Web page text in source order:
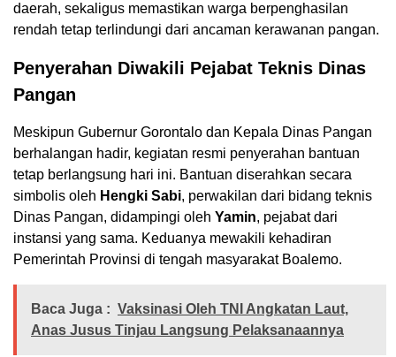
daerah, sekaligus memastikan warga berpenghasilan
rendah tetap terlindungi dari ancaman kerawanan pangan.
Penyerahan Diwakili Pejabat Teknis Dinas
Pangan
Meskipun Gubernur Gorontalo dan Kepala Dinas Pangan
berhalangan hadir, kegiatan resmi penyerahan bantuan
tetap berlangsung hari ini. Bantuan diserahkan secara
simbolis oleh Hengki Sabi, perwakilan dari bidang teknis
Dinas Pangan, didampingi oleh Yamin, pejabat dari
instansi yang sama. Keduanya mewakili kehadiran
Pemerintah Provinsi di tengah masyarakat Boalemo.
Baca Juga : Vaksinasi Oleh TNI Angkatan Laut,
Anas Jusus Tinjau Langsung Pelaksanaannya